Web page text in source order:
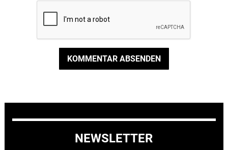
KOMMENTAR ABSENDEN
NEWSLETTER